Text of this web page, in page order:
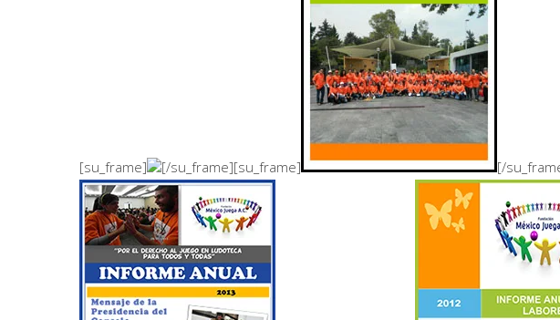
[su_frame] [/su_frame][su_frame] [/